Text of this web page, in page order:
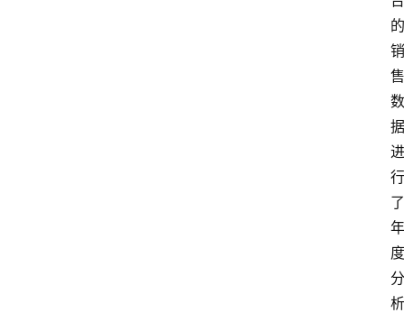
的
销
售
数
据
进
行
了
年
度
分
析